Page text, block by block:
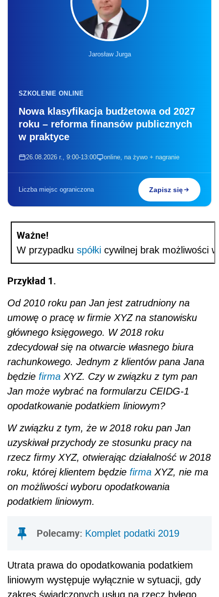
Jarosław Jurga
SZKOLENIE ONLINE
Nowa klasyfikacja budżetowa od 2027
roku – reforma finansów publicznych
w praktyce
26.08.2026 r., 9:00-13:00 online, na żywo + nagranie
Liczba miejsc ograniczona Zapisz się
Ważne!
W przypadku spółkicywilnej brak możliwości
Przykład 1.
Od 2010 roku pan Jan jest zatrudniony na
umowę o pracę w firmie XYZ na stanowisku
głównego księgowego. W 2018 roku
zdecydował się na otwarcie własnego biura
rachunkowego. Jednym z klientów pana Jana
będzie firma XYZ. Czy w związku z tym pan
Jan może wybrać na formularzu CEIDG-1
opodatkowanie podatkiem liniowym?
W związku z tym, że w 2018 roku pan Jan
uzyskiwał przychody ze stosunku pracy na
rzecz firmy XYZ, otwierając działalność w 2018
roku, której klientem będzie firma XYZ, nie ma
on możliwości wyboru opodatkowania
podatkiem liniowym.
Polecamy: Komplet podatki 2019
Utrata prawa do opodatkowania podatkiem
liniowym występuje wyłącznie w sytuacji, gdy
zakres świadczonych usług na rzecz byłego